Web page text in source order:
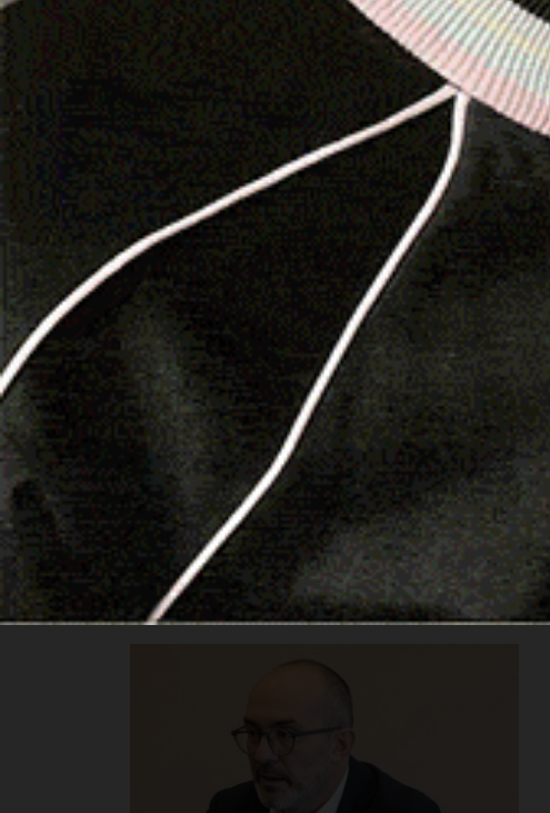
Dalla Regione Sardegna 67mila euro
al “Fatto Quotidiano”, Truzzu (FdI)
presenta un’interrogazione
17 Settembre 2025, 15:46
CAGLIARI | 17 settembre 2025. Il capogruppo di
Fratelli d’Italia in Consiglio regionale, Paolo Truzzu,
ha presentato un’interrogazione…
Facebook
WhatsApp
Telegram
EmailThreads